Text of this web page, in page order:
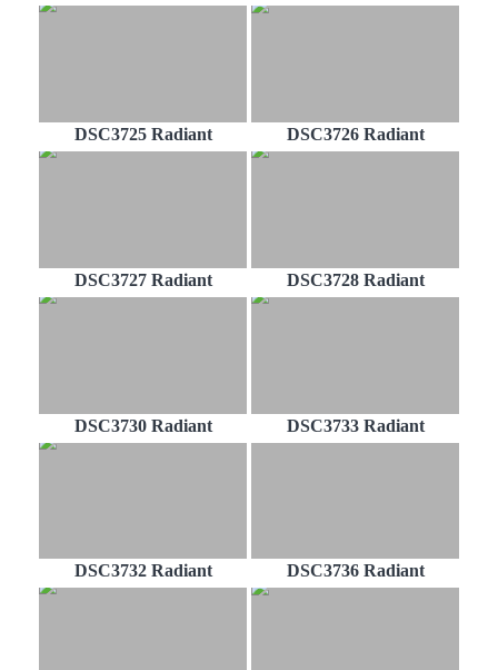
DSC3725 Radiant DSC3726 Radiant
DSC3727 Radiant DSC3728 Radiant
DSC3730 Radiant DSC3733 Radiant
DSC3732 Radiant DSC3736 Radiant